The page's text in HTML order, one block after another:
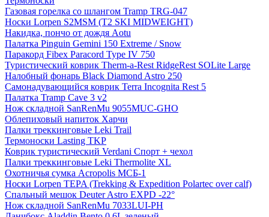
Газовая горелка со шлангом Tramp TRG-047
Носки Lorpen S2MSM (T2 SKI MIDWEIGHT)
Накидка, пончо от дождя Aotu
Палатка Pinguin Gemini 150 Extreme / Snow
Паракорд Fibex Paracord Type IV 750
Туристический коврик Therm-a-Rest RidgeRest SOLite Large
Налобный фонарь Black Diamond Astro 250
Самонадувающийся коврик Terra Incognita Rest 5
Палатка Tramp Cave 3 v2
Нож складной SanRenMu 9055MUC-GHO
Облепиховый напиток Харчи
Палки треккинговые Leki Trail
Термоноски Lasting TKP
Коврик туристический Verdani Спорт + чехол
Палки треккинговые Leki Thermolite XL
Охотничья сумка Acropolis МСБ-1
Носки Lorpen TEPA (Trekking & Expedition Polartec over calf)
Спальный мешок Deuter Astro EXPD -22°
Нож складной SanRenMu 7033LUI-PH